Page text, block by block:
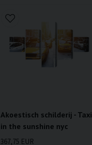
Akoestisch schilderij - Taxi
in the sunshine nyc
367,75 EUR